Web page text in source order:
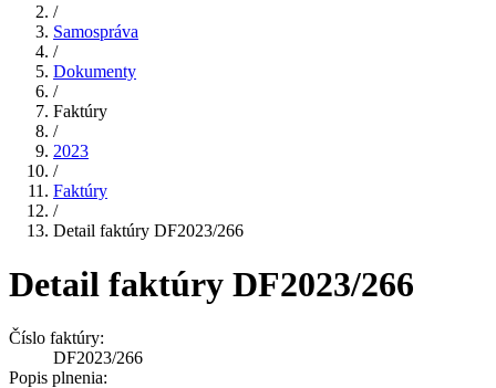
/
Samospráva
/
Dokumenty
/
Faktúry
/
2023
/
Faktúry
/
Detail faktúry DF2023/266
Detail faktúry DF2023/266
Číslo faktúry:
DF2023/266
Popis plnenia: